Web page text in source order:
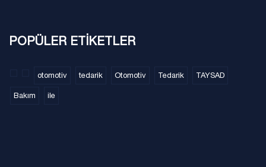
POPÜLER ETİKETLER
otomotiv tedarik Otomotiv Tedarik TAYSAD
Bakım ile